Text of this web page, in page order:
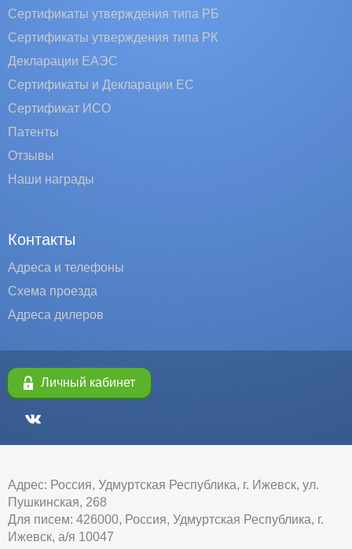
Сертификаты утверждения типа РБ
Сертификаты утверждения типа РК
Декларации ЕАЭС
Сертификаты и Декларации EC
Сертификат ИСО
Патенты
Отзывы
Наши награды
Контакты
Адреса и телефоны
Схема проезда
Адреса дилеров
Личный кабинет
Адрес: Россия, Удмуртская Республика, г. Ижевск, ул.
Пушкинская, 268
Для писем: 426000, Россия, Удмуртская Республика, г.
Ижевск, а/я 10047